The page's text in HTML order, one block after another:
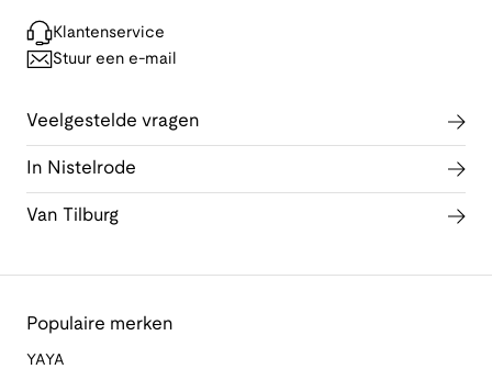
Klantenservice
Stuur een e-mail
Veelgestelde vragen
In Nistelrode
Van Tilburg
Populaire merken
YAYA